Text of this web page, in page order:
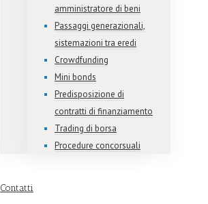
amministratore di beni
Passaggi generazionali,
sistemazioni tra eredi
Crowdfunding
Mini bonds
Predisposizione di
contratti di finanziamento
Trading di borsa
Procedure concorsuali
Contatti